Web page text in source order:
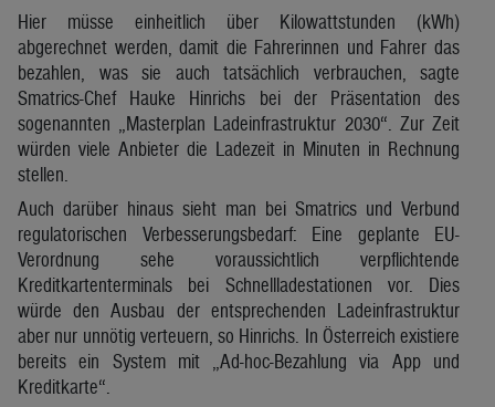
Hier müsse einheitlich über Kilowattstunden (kWh)
abgerechnet werden, damit die Fahrerinnen und Fahrer das
bezahlen, was sie auch tatsächlich verbrauchen, sagte
Smatrics-Chef Hauke Hinrichs bei der Präsentation des
sogenannten „Masterplan Ladeinfrastruktur 2030“. Zur Zeit
würden viele Anbieter die Ladezeit in Minuten in Rechnung
stellen.
Auch darüber hinaus sieht man bei Smatrics und Verbund
regulatorischen Verbesserungsbedarf: Eine geplante EU-
Verordnung sehe voraussichtlich verpflichtende
Kreditkartenterminals bei Schnellladestationen vor. Dies
würde den Ausbau der entsprechenden Ladeinfrastruktur
aber nur unnötig verteuern, so Hinrichs. In Österreich existiere
bereits ein System mit „Ad-hoc-Bezahlung via App und
Kreditkarte“.